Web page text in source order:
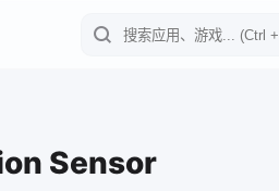
Sensor